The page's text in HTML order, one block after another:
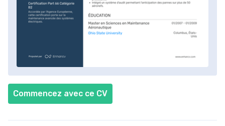
Commencez avec ce CV